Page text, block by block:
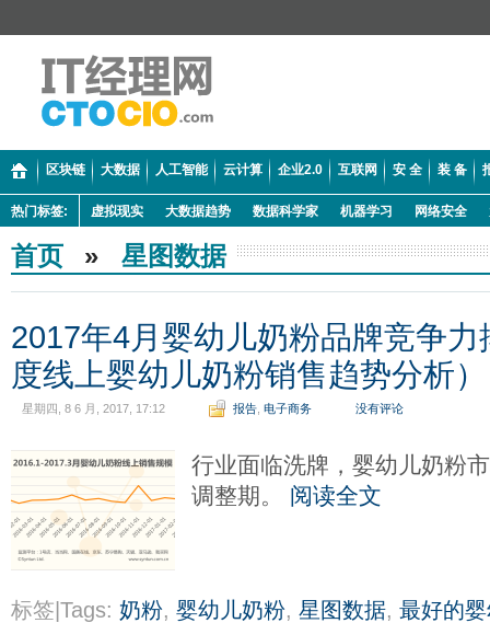
区块链 大数据 人工智能 云计算 企业2.0 互联网 安 全 装 备
热门标签: 虚拟现实 大数据趋势 数据科学家 机器学习 网络安全
首页 » 星图数据
2017年4月婴幼儿奶粉品牌竞争
度线上婴幼儿奶粉销售趋势分析）
星期四, 8 6 月, 2017, 17:12 报告 电子商务 没有评论
行业面临洗牌，婴幼儿奶粉
调整期。 阅读全文
标签|Tags: 奶粉, 婴幼儿奶粉, 星图数据, 最好的